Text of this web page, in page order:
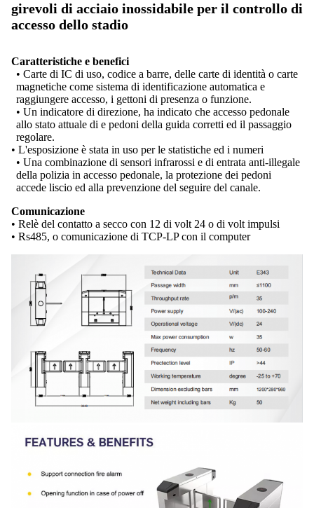
girevoli di acciaio inossidabile per il controllo di
accesso dello stadio
Caratteristiche e benefici
• Carte di IC di uso, codice a barre, delle carte di identità o carte
magnetiche come sistema di identificazione automatica e
raggiungere accesso, i gettoni di presenza o funzione.
• Un indicatore di direzione, ha indicato che accesso pedonale
allo stato attuale di e pedoni della guida corretti ed il passaggio
regolare.
• L'esposizione è stata in uso per le statistiche ed i numeri
• Una combinazione di sensori infrarossi e di entrata anti-illegale
della polizia in accesso pedonale, la protezione dei pedoni
accede liscio ed alla prevenzione del seguire del canale.
Comunicazione
• Relè del contatto a secco con 12 di volt 24 o di volt impulsi
• Rs485, o comunicazione di TCP-LP con il computer